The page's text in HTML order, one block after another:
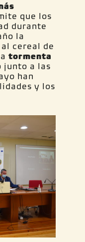
que los
durante
la
cereal de
tormenta
junto a las
han
y los